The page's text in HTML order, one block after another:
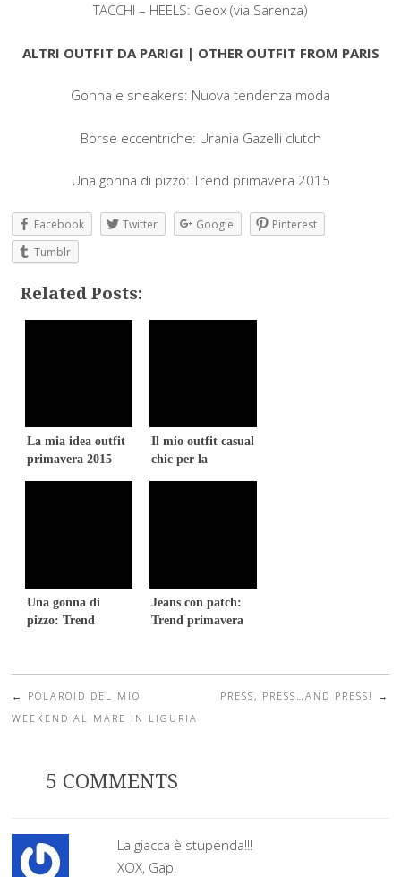
TACCHI – HEELS: Geox (via Sarenza)
ALTRI OUTFIT DA PARIGI | OTHER OUTFIT FROM PARIS
Gonna e sneakers: Nuova tendenza moda
Borse eccentriche: Urania Gazelli clutch
Una gonna di pizzo: Trend primavera 2015
Facebook Twitter Google
Pinterest
Tumblr
Related Posts:
La mia idea outfit
primavera 2015
Il mio outfit casual
chic per la
Una gonna di
pizzo: Trend
Jeans con patch:
Trend primavera
Post navigation
←
POLAROID DEL MIO
WEEKEND AL MARE IN LIGURIA
PRESS, PRESS…AND PRESS! →
5 COMMENTS
La giacca è stupenda!!!
XOX, Gap.